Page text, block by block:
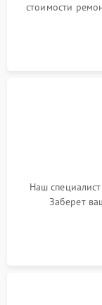
стоимости
Наш
Заберет